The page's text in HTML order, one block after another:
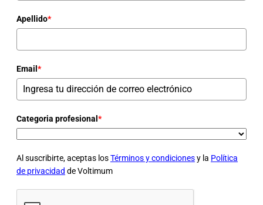
Apellido*
Email *
Categoria profesional *
Al suscribirte, aceptas losTérminos y condicionesy la Política
de privacidad de Voltimum